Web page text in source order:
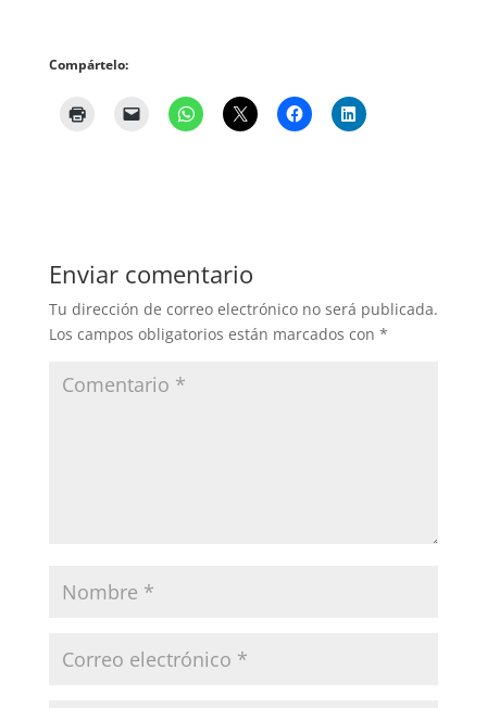
Compártelo:
Enviar comentario
Tu dirección de correo electrónico no será publicada.
Los campos obligatorios están marcados con *